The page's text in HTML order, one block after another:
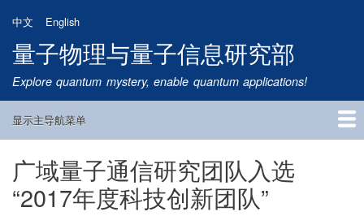
到
主
要
内
中文 English
量子物理与量子信息研究部
Explore quantum mystery, enable quantum applications!
Main
显示主导航菜单
首页
研究方向
量子卫星
团队成员
新闻动态
研究进展
学术报告
论文发表
公告通知
招生信息
相关链接
广域量子通信研究团队入选
“2017年度科技创新团队”